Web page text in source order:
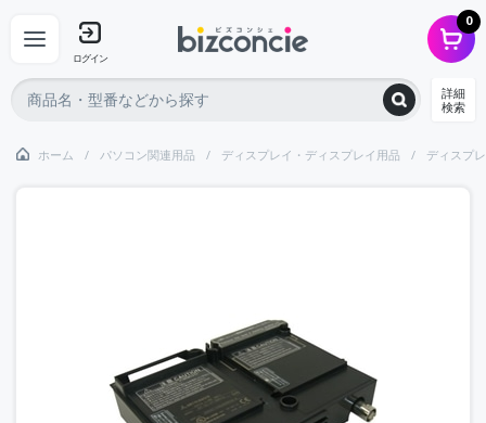
ログイン
0
詳細
検索
ホーム パソコン関連用品 ディスプレイ・ディスプレイ用品 ディスプ